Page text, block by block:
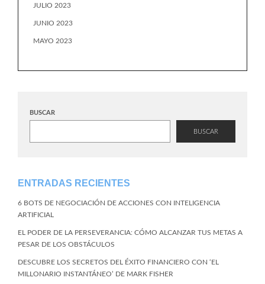
JULIO 2023
JUNIO 2023
MAYO 2023
BUSCAR
BUSCAR
ENTRADAS RECIENTES
6 BOTS DE NEGOCIACIÓN DE ACCIONES CON INTELIGENCIA
ARTIFICIAL
EL PODER DE LA PERSEVERANCIA: CÓMO ALCANZAR TUS METAS A
PESAR DE LOS OBSTÁCULOS
DESCUBRE LOS SECRETOS DEL ÉXITO FINANCIERO CON ‘EL
MILLONARIO INSTANTÁNEO’ DE MARK FISHER